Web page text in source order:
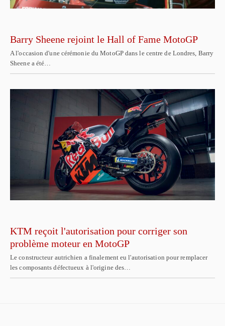
Barry Sheene rejoint le Hall of Fame MotoGP
A l'occasion d'une cérémonie du MotoGP dans le centre de Londres, Barry
Sheene a été…
KTM reçoit l'autorisation pour corriger son
problème moteur en MotoGP
Le constructeur autrichien a finalement eu l'autorisation pour remplacer
les composants défectueux à l'origine des…